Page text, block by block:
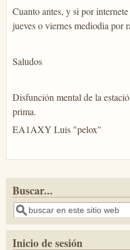
Cuanto antes, y si por
jueves o viernes mediodia por
Saludos
Disfunción mental de la
prima.
EA1AXY Luis "pelox"
Buscar...
Buscar
Inicio de sesión